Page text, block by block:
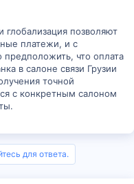
позволяют
платежи, и с
что оплата
в салоне связи Грузии
точной
с конкретным салоном
для ответа.